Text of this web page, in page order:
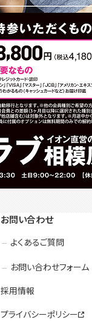
お問い合わせ
よくあるご質問
お問い合わせフォーム
採用情報
プライバシーポリシー